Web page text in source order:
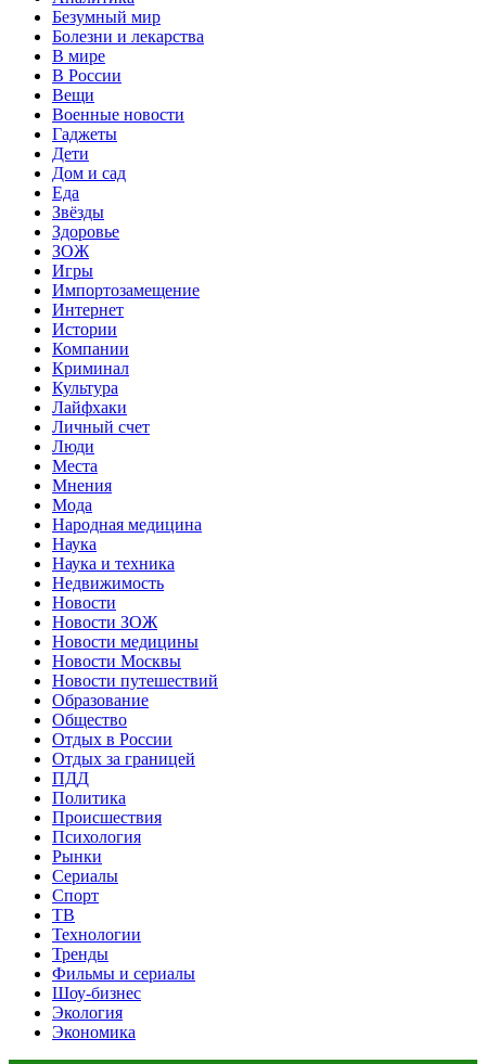
Безумный мир
Болезни и лекарства
В мире
В России
Вещи
Военные новости
Гаджеты
Дети
Дом и сад
Еда
Звёзды
Здоровье
ЗОЖ
Игры
Импортозамещение
Интернет
Истории
Компании
Криминал
Культура
Лайфхаки
Личный счет
Люди
Места
Мнения
Мода
Народная медицина
Наука
Наука и техника
Недвижимость
Новости
Новости ЗОЖ
Новости медицины
Новости Москвы
Новости путешествий
Образование
Общество
Отдых в России
Отдых за границей
ПДД
Политика
Происшествия
Психология
Рынки
Сериалы
Спорт
ТВ
Технологии
Тренды
Фильмы и сериалы
Шоу-бизнес
Экология
Экономика